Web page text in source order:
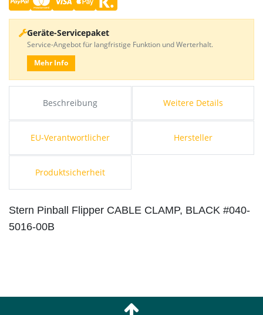
Beschreibung Weitere Details
EU-Verantwortlicher Hersteller
Produktsicherheit
Stern Pinball Flipper CABLE CLAMP, BLACK #040-
5016-00B
Geräte-Servicepaket
Service-Angebot für langfristige Funktion und Werterhalt.
Mehr Info